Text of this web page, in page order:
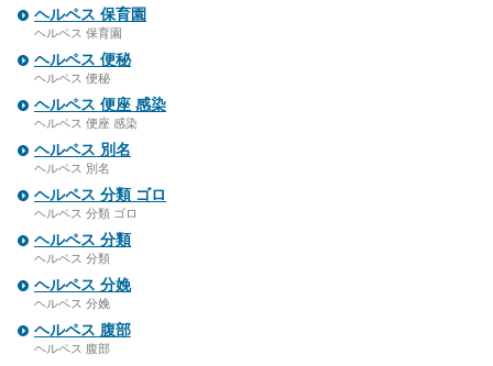
ヘルペス 保育園
ヘルペス 保育園
ヘルペス 便秘
ヘルペス 便秘
ヘルペス 便座 感染
ヘルペス 便座 感染
ヘルペス 別名
ヘルペス 別名
ヘルペス 分類 ゴロ
ヘルペス 分類 ゴロ
ヘルペス 分類
ヘルペス 分類
ヘルペス 分娩
ヘルペス 分娩
ヘルペス 腹部
ヘルペス 腹部